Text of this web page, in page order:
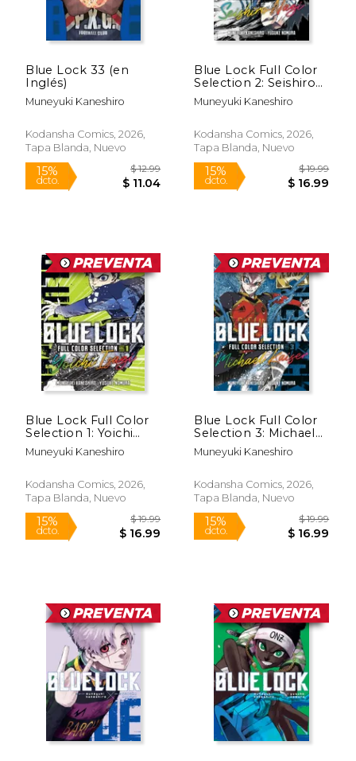
Blue Lock 33 (en
Inglés)
Muneyuki Kaneshiro
Kodansha Comics, 2026,
Tapa Blanda, Nuevo
15%
dcto.
$ 12.99
$ 11.04
Blue Lock Full Color
Selection 2: Seishiro
Nagi (en Inglés)
Muneyuki Kaneshiro
Kodansha Comics, 2026,
Tapa Blanda, Nuevo
15%
dcto.
Blue Lock Full Color
Selection 1: Yoichi
Isagi (en Inglés)
Muneyuki Kaneshiro
Kodansha Comics, 2026,
Tapa Blanda, Nuevo
15%
dcto. $ 16.99
Blue Lock Full Color
Selection 3: Michael
Kaiser (en Inglés)
Muneyuki Kaneshiro
Kodansha Comics, 2026,
Tapa Blanda, Nuevo
15%
dcto.